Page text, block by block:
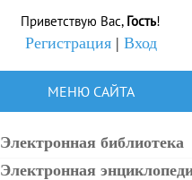
Приветствую Вас, Гость!
Регистрация| Вход
МЕНЮ САЙТА
Электронная библиотека
Электронная